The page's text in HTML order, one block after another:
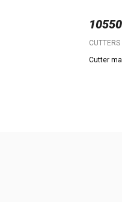
10550
CUTTERS
Cutter